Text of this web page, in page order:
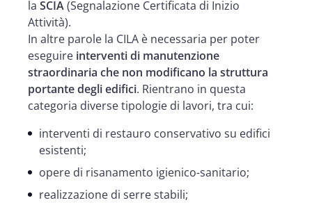
la SCIA(Segnalazione Certificata di Inizio
Attività).
In altre parole la CILA è necessaria per poter
eseguire interventi di manutenzione
straordinaria che non modificano la struttura
portante degli edifici. Rientrano in questa
categoria diverse tipologie di lavori, tra cui:
interventi di restauro conservativo su edifici
esistenti;
opere di risanamento igienico-sanitario;
realizzazione di serre stabili;